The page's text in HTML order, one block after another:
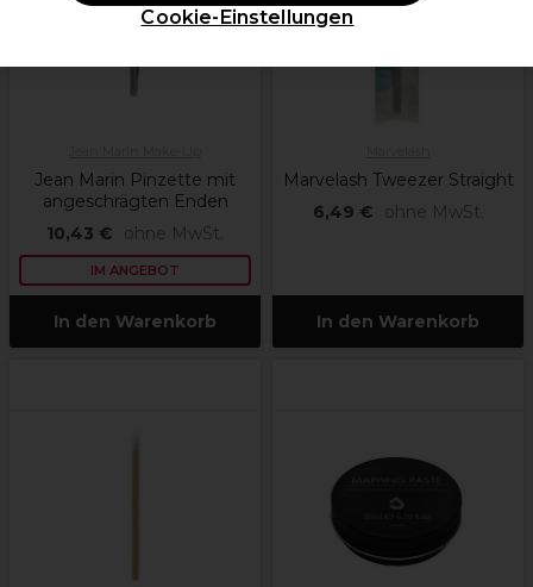
Jean Marin Pinzette mit
angeschrägten Enden
10,43 €
ohne MwSt.
IM ANGEBOT
In den Warenkorb
Marvelash Tweezer Straight
6,49 €
ohne MwSt.
In den Warenkorb
Cookie-Einstellungen